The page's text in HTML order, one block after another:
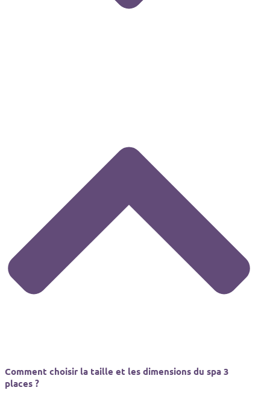
Comment choisir la taille et les dimensions du spa 3
places ?